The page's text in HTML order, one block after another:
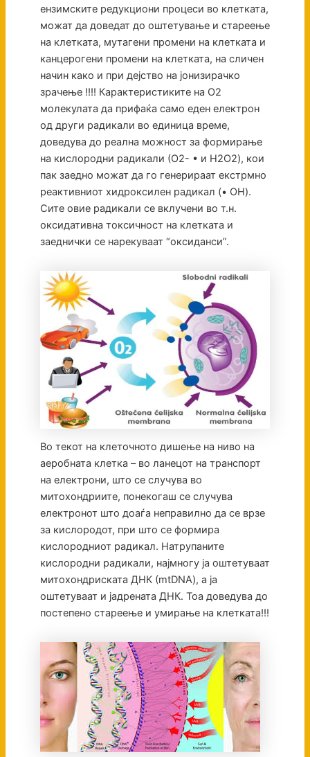
ензимските редукциони процеси во клетката,
можат да доведат до оштетување и стареење
на клетката, мутагени промени на клетката и
канцерогени промени на клетката, на сличен
начин како и при дејство на јонизирачко
зрачење !!!! Карактеристиките на О2
молекулата да прифаќа само еден електрон
од други радикали во единица време,
доведува до реална можност за формирање
на кислородни радикали (О2- • и H2O2), кои
пак заедно можат да го генерираат екстрмно
реактивниот хидроксилен радикал (• OH).
Сите овие радикали се вклучени во т.н.
оксидативна токсичност на клетката и
заеднички се нарекуваат “оксиданси”.
Во текот на клеточното дишење на ниво на
аеробната клетка – во ланецот на транспорт
на електрони, што се случува во
митохондриите, понекогаш се случува
електронот што доаѓа неправилно да се врзе
за кислородот, при што се формира
кислородниот радикал. Натрупаните
кислородни радикали, најмногу ја оштетуваат
митохондриската ДНК (mtDNA), а ја
оштетуваат и јадрената ДНК. Тоа доведува до
постепено стареење и умирање на клетката!!!